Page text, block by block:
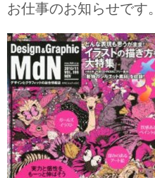
お仕事のお知らせです。